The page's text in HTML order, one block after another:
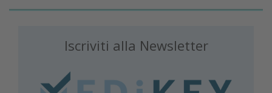
Iscriviti alla Newsletter